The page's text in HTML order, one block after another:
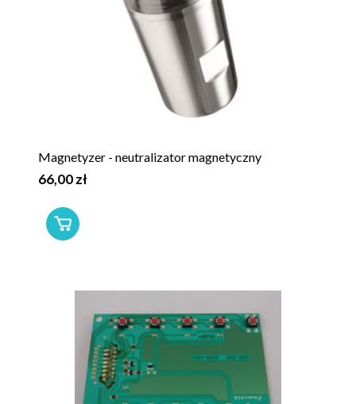
Magnetyzer - neutralizator magnetyczny
66,00 zł